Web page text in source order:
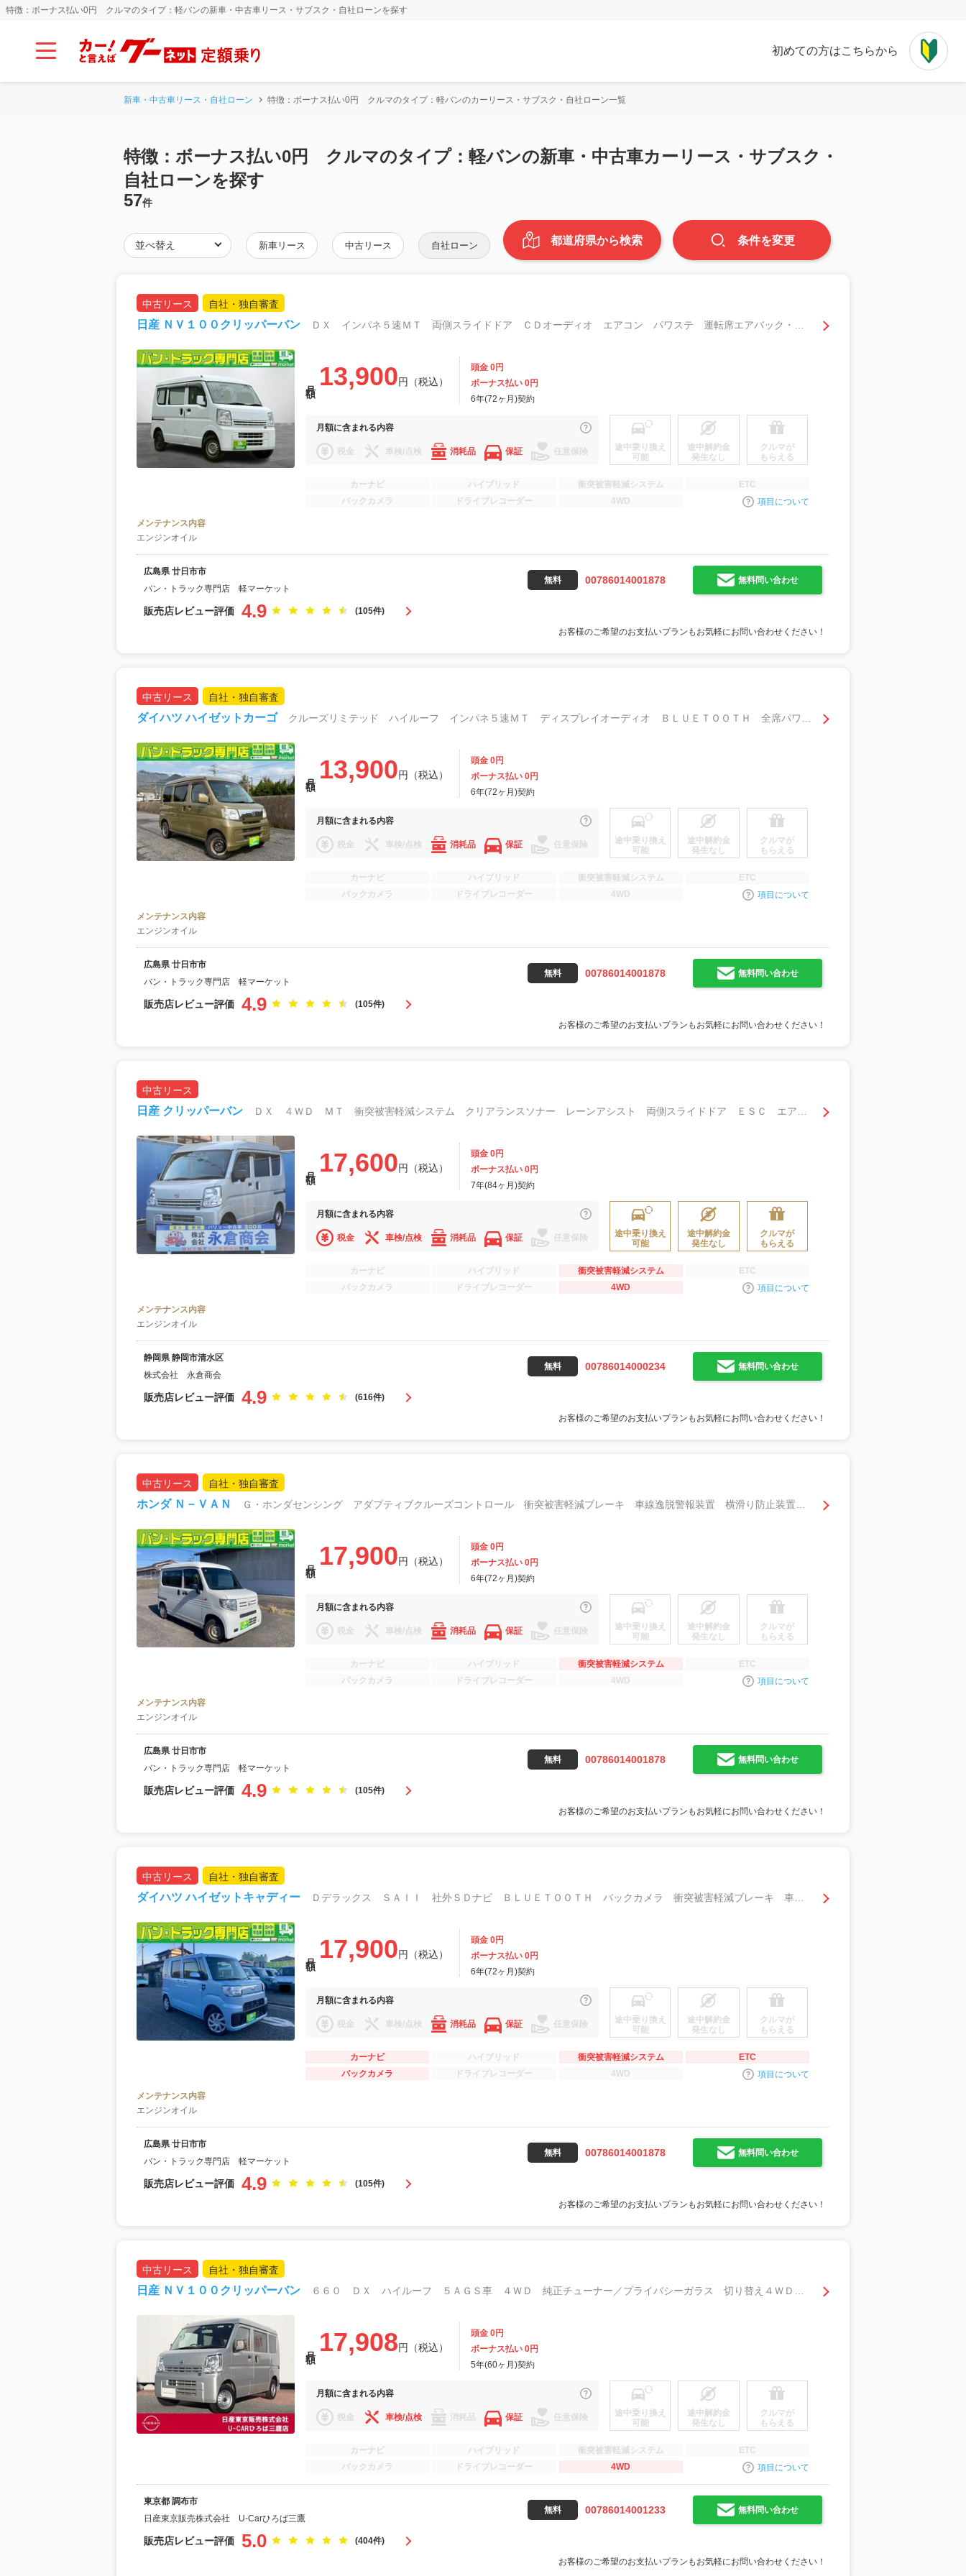
特徴：ボーナス払い0円 クルマのタイプ：軽バンの新車・中古車リース・サブスク・自社ローンを探す
初めての方はこちらから
新車・中古車リース・自社ローン 特徴：ボーナス払い0円 クルマのタイプ：軽バンのカーリース・サブスク・自社ローン一覧
特徴：ボーナス払い0円 クルマのタイプ：軽バンの新車・中古車カーリース・サブスク・
自社ローンを探す
57件
都道府県から検索 条件を変更
新車リース 中古リース 自社ローン
中古リース 自社・独自審査
日産 ＮＶ１００クリッパーバン
13,900円（税込）
頭金 0円
ボーナス払い 0円
6年(72ヶ月)契約
月額に含まれる内容
税金 車検/点検 消耗品 保証 任意保険
途中乗り換え
可能
途中解約金
発生なし
クルマが
もらえる
カーナビ ハイブリッド 衝突被害軽減システム
ETC
バックカメラ
ドライブレコーダー 4WD 項目について
メンテナンス内容
エンジンオイル
広島県 廿日市市
バン・トラック専門店 軽マーケット
無料 00786014001878 無料問い合わせ
販売店レビュー評価 4.9 (105件)
お客様のご希望のお支払いプランもお気軽にお問い合わせください！
中古リース 自社・独自審査
ダイハツ ハイゼットカーゴ
13,900円（税込）
頭金 0円
ボーナス払い 0円
6年(72ヶ月)契約
月額に含まれる内容
税金 車検/点検 消耗品 保証 任意保険
途中乗り換え
可能
途中解約金
発生なし
クルマが
もらえる
カーナビ ハイブリッド 衝突被害軽減システム
ETC
バックカメラ
ドライブレコーダー 4WD 項目について
メンテナンス内容
エンジンオイル
広島県 廿日市市
バン・トラック専門店 軽マーケット
無料 00786014001878 無料問い合わせ
販売店レビュー評価 4.9 (105件)
お客様のご希望のお支払いプランもお気軽にお問い合わせください！
中古リース
日産 クリッパーバン
17,600円（税込）
頭金 0円
ボーナス払い 0円
7年(84ヶ月)契約
月額に含まれる内容
税金 車検/点検 消耗品 保証 任意保険
途中乗り換え
可能
途中解約金
発生なし
クルマが
もらえる
カーナビ ハイブリッド 衝突被害軽減システム
ETC
バックカメラ
ドライブレコーダー 4WD 項目について
メンテナンス内容
エンジンオイル
静岡県 静岡市清水区
株式会社 永倉商会
無料 00786014000234 無料問い合わせ
販売店レビュー評価 4.9 (616件)
お客様のご希望のお支払いプランもお気軽にお問い合わせください！
中古リース 自社・独自審査
ホンダ Ｎ－ＶＡＮ
17,900円（税込）
頭金 0円
ボーナス払い 0円
6年(72ヶ月)契約
月額に含まれる内容
税金 車検/点検 消耗品 保証 任意保険
途中乗り換え
可能
途中解約金
発生なし
クルマが
もらえる
カーナビ ハイブリッド 衝突被害軽減システム
ETC
バックカメラ
ドライブレコーダー 4WD 項目について
メンテナンス内容
エンジンオイル
広島県 廿日市市
バン・トラック専門店 軽マーケット
無料 00786014001878 無料問い合わせ
販売店レビュー評価 4.9 (105件)
お客様のご希望のお支払いプランもお気軽にお問い合わせください！
中古リース 自社・独自審査
ダイハツ ハイゼットキャディー
17,900円（税込）
頭金 0円
ボーナス払い 0円
6年(72ヶ月)契約
月額に含まれる内容
税金 車検/点検 消耗品 保証 任意保険
途中乗り換え
可能
途中解約金
発生なし
クルマが
もらえる
カーナビ ハイブリッド 衝突被害軽減システム
ETC
バックカメラ
ドライブレコーダー 4WD 項目について
メンテナンス内容
エンジンオイル
広島県 廿日市市
バン・トラック専門店 軽マーケット
無料 00786014001878 無料問い合わせ
販売店レビュー評価 4.9 (105件)
お客様のご希望のお支払いプランもお気軽にお問い合わせください！
中古リース 自社・独自審査
日産 ＮＶ１００クリッパーバン
17,908円（税込）
頭金 0円
ボーナス払い 0円
5年(60ヶ月)契約
月額に含まれる内容
税金 車検/点検 消耗品 保証 任意保険
途中乗り換え
可能
途中解約金
発生なし
クルマが
もらえる
カーナビ ハイブリッド 衝突被害軽減システム
ETC
バックカメラ
ドライブレコーダー 4WD 項目について
東京都 調布市
日産東京販売株式会社 U-Carひろば三鷹
無料 00786014001233 無料問い合わせ
販売店レビュー評価 5.0 (404件)
お客様のご希望のお支払いプランもお気軽にお問い合わせください！